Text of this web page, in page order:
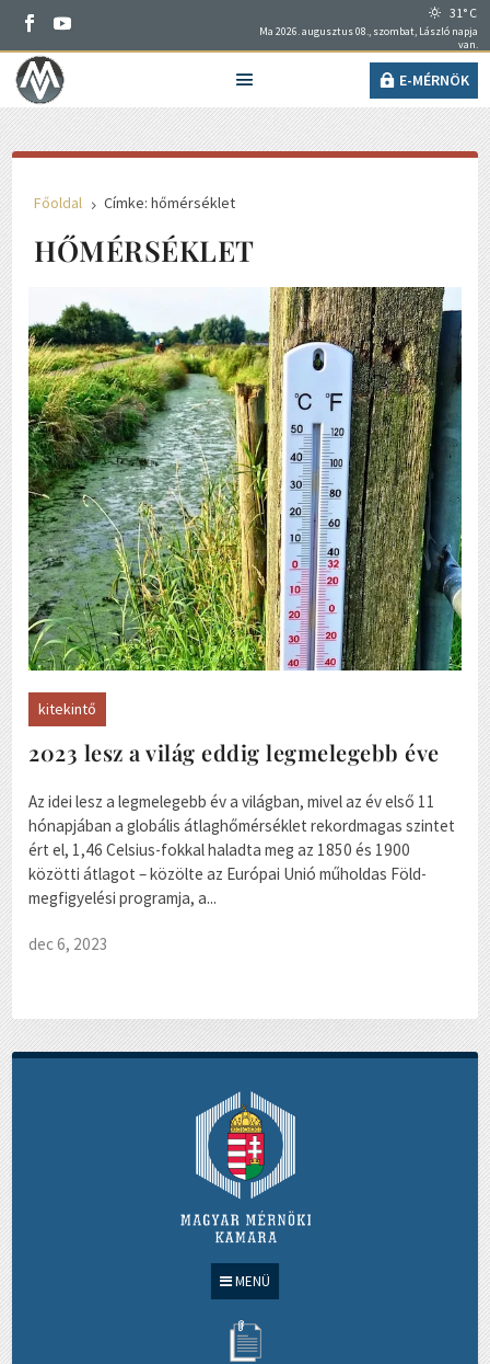
31° C
Ma 2026. augusztus 08., szombat, László napja
van.
E-MÉRNÖK
MENÜ
Főoldal 5 Címke: hőmérséklet
HŐMÉRSÉKLET
kitekintő
2023 lesz a világ eddig legmelegebb éve
Az idei lesz a legmelegebb év a világban, mivel az év első 11
hónapjában a globális átlaghőmérséklet rekordmagas szintet
ért el, 1,46 Celsius-fokkal haladta meg az 1850 és 1900
közötti átlagot – közölte az Európai Unió műholdas Föld-
megfigyelési programja, a...
dec 6, 2023